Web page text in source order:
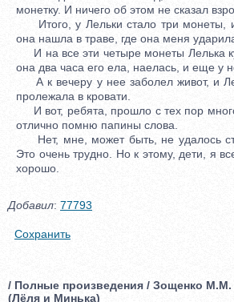
монетку. И ничего об этом не сказал
Итого, у Лельки стало три монеты,
она нашла в траве, где она меня
И на все эти четыре монеты Лелька
она два часа его ела, наелась, и еще у
А к вечеру у нее заболел живот, и
пролежала в кровати.
И вот, ребята, прошло с тех пор
отлично помню папины слова.
Нет, мне, может быть, не удалось
Это очень трудно. Но к этому, дети, я
хорошо.
Добавил: 77793
Сохранить
/ Полные произведения / Зощенко М.М.
(Лёля и Минька)